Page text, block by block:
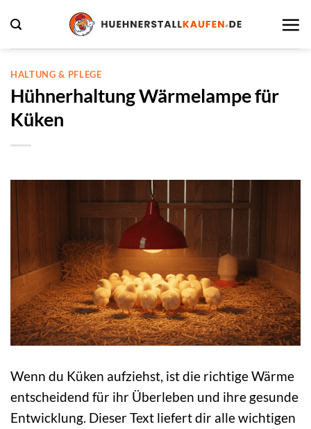
Inhalt
springen
HALTUNG & PFLEGE
Hühnerhaltung Wärmelampe für
Küken
Wenn du Küken aufziehst, ist die richtige Wärme
entscheidend für ihr Überleben und ihre gesunde
Entwicklung. Dieser Text liefert dir alle wichtigen